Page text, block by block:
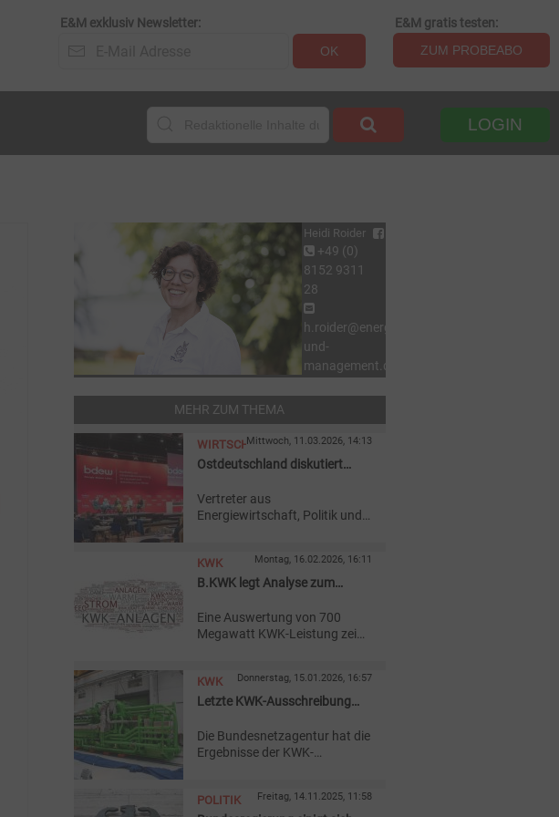
E&M exklusiv Newsletter:
OK
E&M gratis testen:
ZUM PROBEABO
LOGIN
Heidi Roider
+49 (0)
8152 9311
28
h.roider@energie-
und-
management.de
MEHR ZUM THEMA
WIRTSCHAFTMittwoch, 11.03.2026, 14:13
Ostdeutschland diskutiert
Vertreter aus
Energiewirtschaft, Politik und
bei der Infrastrukturkonferenz
Ostdeutschland über
Energieversorgung.
KWK Montag, 16.02.2026, 16:11
B.KWK legt Analyse zum
2025 vor
Eine Auswertung von 700
Megawatt KWK-Leistung zeigt
Erzeugung bei negativen
Preisen bleibt marginal.
KWK Donnerstag, 15.01.2026, 16:57
Letzte KWK-Ausschreibung
Die Bundesnetzagentur hat die
Ergebnisse der KWK-
die letzten Ausschreibungen,
POLITIK Freitag, 14.11.2025, 11:58